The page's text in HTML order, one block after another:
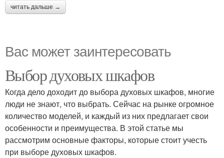
читать дальше →
Вас может заинтересовать
Выбор духовых шкафов
Когда дело доходит до выбора духовых шкафов, многие
люди не знают, что выбрать. Сейчас на рынке огромное
количество моделей, и каждый из них предлагает свои
особенности и преимущества. В этой статье мы
рассмотрим основные факторы, которые стоит учесть
при выборе духовых шкафов.